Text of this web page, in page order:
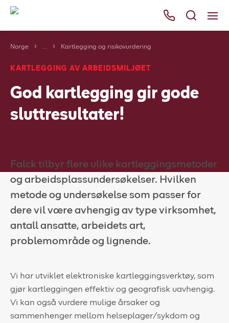
Våre tjenester
Områder
Kurs
Bli kunde
Her finner du oss
Om Falck
Falck Globalt
Kontakt oss
Norge ... Kartlegging og risikovurdering
KARTLEGGING AV ARBEIDSMILJØET
God kartlegging gir gode
sluttresultater!
Falck tilbyr flere ulike kartleggingsmetoder
og arbeidsplassundersøkelser. Hvilken
metode og undersøkelse som passer for
dere vil være avhengig av type virksomhet,
antall ansatte, arbeidets art,
problemområde og lignende.
Vi har utviklet elektroniske kartleggingsverktøy, som
gjør kartleggingen effektiv og geografisk uavhengig.
Vi kan også vurdere mulige årsaker og
sammenhenger mellom helseplager/sykdom og